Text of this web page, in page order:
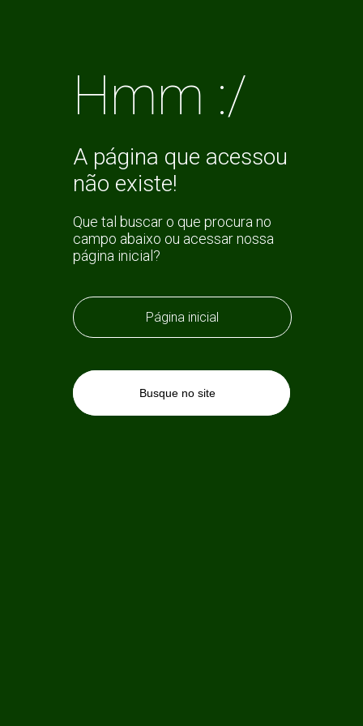
Hmm :/
A página que acessou
não existe!
Que tal buscar o que procura no
campo abaixo ou acessar nossa
página inicial?
Página inicial